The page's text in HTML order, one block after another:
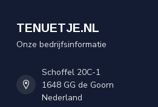
TENUETJE.NL
Onze bedrijfsinformatie
Schoffel 20C-1
1648 GG de Goorn
Nederland